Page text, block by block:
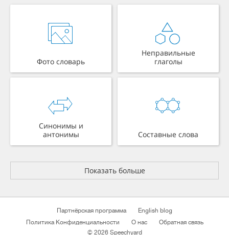
Фото словарь
Неправильные
глаголы
Синонимы и
антонимы
Составные слова
Показать больше
Партнёрская программа
English blog
Политика Конфиденциальности
О нас
Обратная связь
© 2026 Speechyard